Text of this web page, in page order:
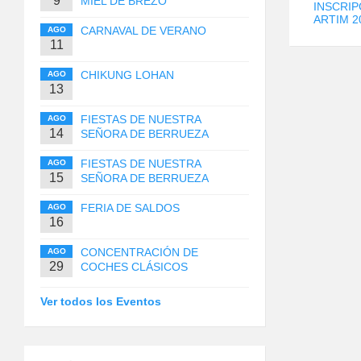
ARTIM
AGO
11
CARNAVAL DE VERANO
AGO
13
CHIKUNG LOHAN
AGO
14
FIESTAS DE NUESTRA
SEÑORA DE BERRUEZA
AGO
15
FIESTAS DE NUESTRA
SEÑORA DE BERRUEZA
AGO
16
FERIA DE SALDOS
AGO
29
CONCENTRACIÓN DE
COCHES CLÁSICOS
Ver todos los Eventos